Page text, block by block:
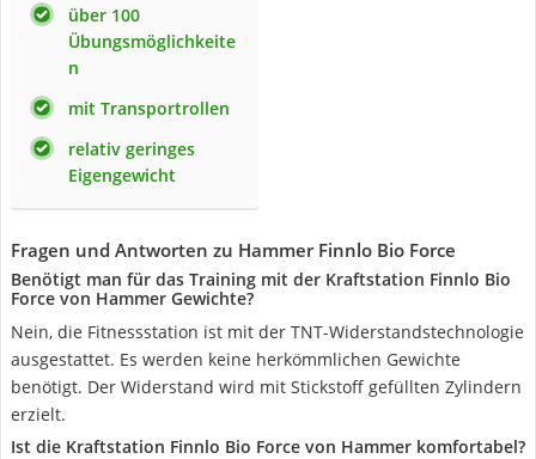
über 100
Übungsmöglichkeite
n
mit Transportrollen
relativ geringes
Eigengewicht
Fragen und Antworten zu Hammer Finnlo Bio Force
Benötigt man für das Training mit der Kraftstation Finnlo Bio
Force von Hammer Gewichte?
Nein, die Fitnessstation ist mit der TNT-Widerstandstechnologie
ausgestattet. Es werden keine herkömmlichen Gewichte
benötigt. Der Widerstand wird mit Stickstoff gefüllten Zylindern
erzielt.
Ist die Kraftstation Finnlo Bio Force von Hammer komfortabel?